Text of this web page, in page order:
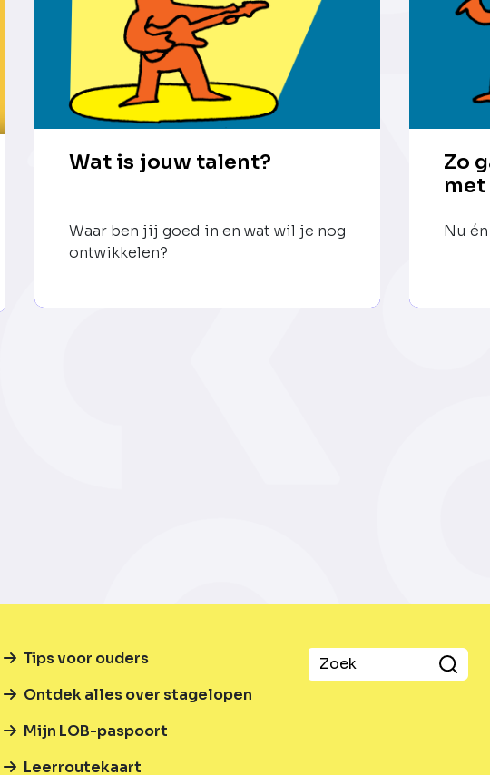
Wat is jouw talent?
Waar ben jij goed in en wat wil je nog
ontwikkelen?
Zo
Nu
Tips voor ouders
Ontdek alles over stagelopen
Mijn LOB-paspoort
Leerroutekaart